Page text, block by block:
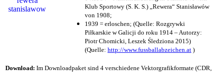
Klub Sportowy (S. K. S.) „Rewera“ Stanisławów
von 1908;
1939 = erloschen; (Quelle: Rozgrywki
Piłkarskie w Galicji do roku 1914 – Autorzy:
Piotr Chomicki, Leszek Śledziona 2015)
(Quelle: http://www.fussballabzeichen.at )
Download: Im Downloadpaket sind 4 verschiedene Vektorgrafikformate (CDR,